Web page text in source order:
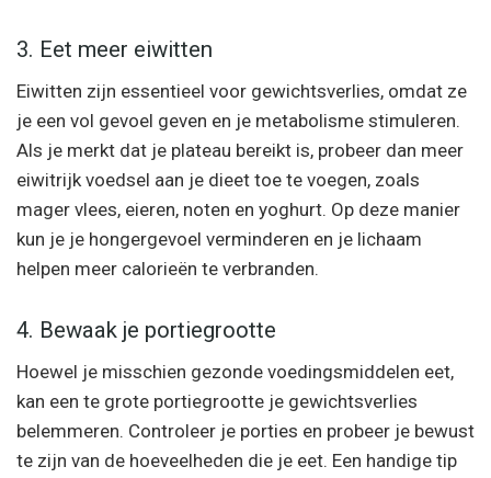
3. Eet meer eiwitten
Eiwitten zijn essentieel voor gewichtsverlies, omdat ze
je een vol gevoel geven en je metabolisme stimuleren.
Als je merkt dat je plateau bereikt is, probeer dan meer
eiwitrijk voedsel aan je dieet toe te voegen, zoals
mager vlees, eieren, noten en yoghurt. Op deze manier
kun je je hongergevoel verminderen en je lichaam
helpen meer calorieën te verbranden.
4. Bewaak je portiegrootte
Hoewel je misschien gezonde voedingsmiddelen eet,
kan een te grote portiegrootte je gewichtsverlies
belemmeren. Controleer je porties en probeer je bewust
te zijn van de hoeveelheden die je eet. Een handige tip